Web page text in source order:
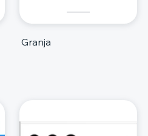
Granja